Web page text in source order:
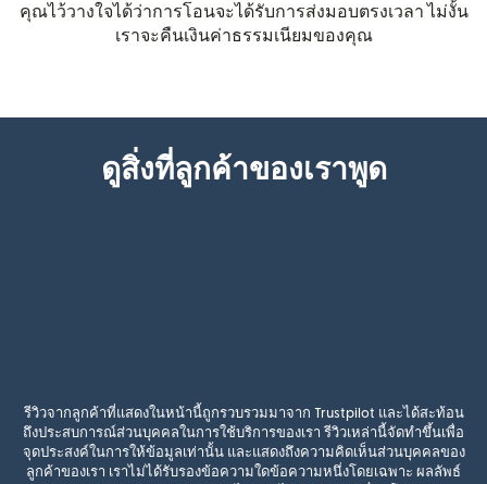
คุณไว้วางใจได้ว่าการโอนจะได้รับการส่งมอบตรงเวลา ไม่งั้น
เราจะคืนเงินค่าธรรมเนียมของคุณ
ดูสิ่งที่ลูกค้าของเราพูด
รีวิวจากลูกค้าที่แสดงในหน้านี้ถูกรวบรวมมาจาก Trustpilot และได้สะท้อน
ถึงประสบการณ์ส่วนบุคคลในการใช้บริการของเรา รีวิวเหล่านี้จัดทำขึ้นเพื่อ
จุดประสงค์ในการให้ข้อมูลเท่านั้น และแสดงถึงความคิดเห็นส่วนบุคคลของ
ลูกค้าของเรา เราไม่ได้รับรองข้อความใดข้อความหนึ่งโดยเฉพาะ ผลลัพธ์